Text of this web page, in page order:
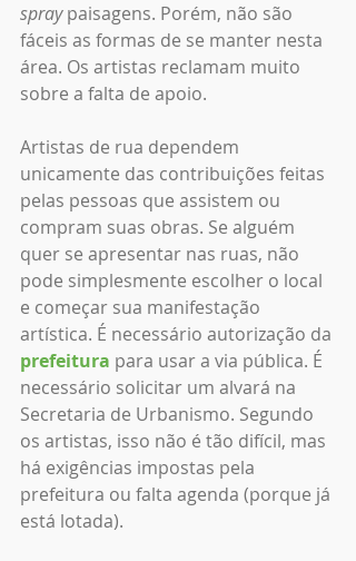
spray paisagens. Porém, não são
fáceis as formas de se manter nesta
área. Os artistas reclamam muito
sobre a falta de apoio.
Artistas de rua dependem
unicamente das contribuições feitas
pelas pessoas que assistem ou
compram suas obras. Se alguém
quer se apresentar nas ruas, não
pode simplesmente escolher o local
e começar sua manifestação
artística. É necessário autorização da
prefeitura para usar a via pública. É
necessário solicitar um alvará na
Secretaria de Urbanismo. Segundo
os artistas, isso não é tão difícil, mas
há exigências impostas pela
prefeitura ou falta agenda (porque já
está lotada).